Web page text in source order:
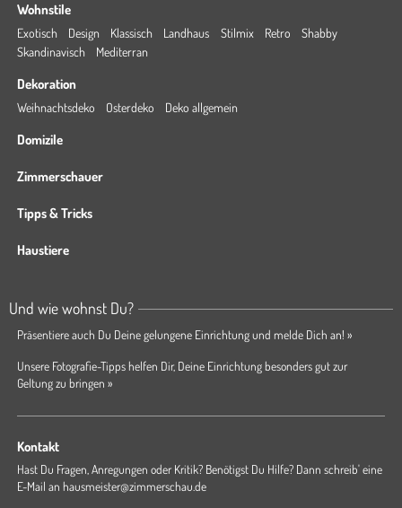
Wohnstile
Exotisch Design Klassisch Landhaus Stilmix Retro
Shabby
Skandinavisch
Mediterran
Dekoration
Weihnachtsdeko Osterdeko Deko allgemein
Domizile
Zimmerschauer
Tipps & Tricks
Haustiere
Und wie wohnst Du?
Präsentiere auch Du Deine gelungene Einrichtung und melde Dich an! »
Unsere Fotografie-Tipps helfen Dir, Deine Einrichtung besonders gut zur
Geltung zu bringen »
Kontakt
Hast Du Fragen, Anregungen oder Kritik? Benötigst Du Hilfe? Dann schreib' eine
E-Mail an hausmeister@zimmerschau.de